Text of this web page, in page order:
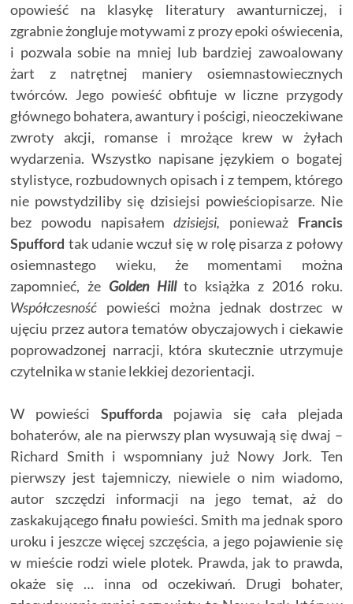
opowieść na klasykę literatury awanturniczej, i
zgrabnie żongluje motywami z prozy epoki oświecenia,
i pozwala sobie na mniej lub bardziej zawoalowany
żart z natrętnej maniery osiemnastowiecznych
twórców. Jego powieść obfituje w liczne przygody
głównego bohatera, awantury i pościgi, nieoczekiwane
zwroty akcji, romanse i mrożące krew w żyłach
wydarzenia. Wszystko napisane językiem o bogatej
stylistyce, rozbudownych opisach i z tempem, którego
nie powstydziliby się dzisiejsi powieściopisarze. Nie
bez powodu napisałemdzisiejsi, ponieważ Francis
Spufford tak udanie wczuł się w rolę pisarza z połowy
osiemnastego wieku, że momentami można
zapomnieć, że Golden Hillto książka z 2016 roku.
Współczesność powieści można jednak dostrzec w
ujęciu przez autora tematów obyczajowych i ciekawie
poprowadzonej narracji, która skutecznie utrzymuje
czytelnika w stanie lekkiej dezorientacji.
W powieściSpufforda pojawia się cała plejada
bohaterów, ale na pierwszy plan wysuwają się dwaj –
Richard Smith i wspomniany już Nowy Jork. Ten
pierwszy jest tajemniczy, niewiele o nim wiadomo,
autor szczędzi informacji na jego temat, aż do
zaskakującego finału powieści. Smith ma jednak sporo
uroku i jeszcze więcej szczęścia, a jego pojawienie się
w mieście rodzi wiele plotek. Prawda, jak to prawda,
okaże się … inna od oczekiwań. Drugi bohater,